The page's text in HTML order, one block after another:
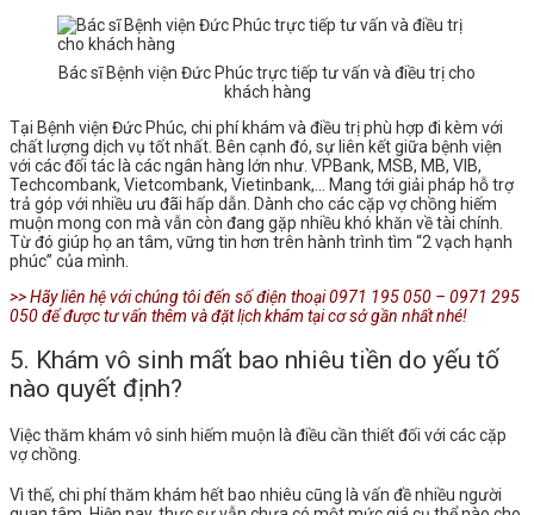
Bác sĩ Bệnh viện Đức Phúc trực tiếp tư vấn và điều trị cho
khách hàng
Tại Bệnh viện Đức Phúc, chi phí khám và điều trị phù hợp đi kèm với
chất lượng dịch vụ tốt nhất. Bên cạnh đó, sự liên kết giữa bệnh viện
với các đối tác là các ngân hàng lớn như. VPBank, MSB, MB, VIB,
Techcombank, Vietcombank, Vietinbank,… Mang tới giải pháp hỗ trợ
trả góp với nhiều ưu đãi hấp dẫn. Dành cho các cặp vợ chồng hiếm
muộn mong con mà vẫn còn đang gặp nhiều khó khăn về tài chính.
Từ đó giúp họ an tâm, vững tin hơn trên hành trình tìm “2 vạch hạnh
phúc” của mình.
>> Hãy liên hệ với chúng tôiđến số điện thoại 0971 195 050 – 0971 295
050để được tư vấn thêm và đặt lịch khám tại cơ sở gần nhất nhé!
5. Khám vô sinh mất bao nhiêu tiền do yếu tố
nào quyết định?
Việc thăm khám vô sinh hiếm muộn là điều cần thiết đối với các cặp
vợ chồng.
Vì thế, chi phí thăm khám hết bao nhiêu cũng là vấn đề nhiều người